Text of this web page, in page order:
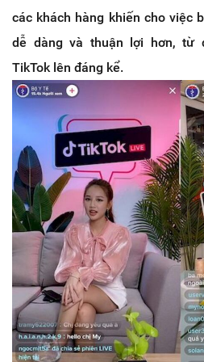
các khách hàng khiến cho việc
dễ dàng và thuận lợi hơn, từ
TikTok lên đáng kể.